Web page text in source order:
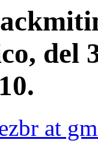
del
at